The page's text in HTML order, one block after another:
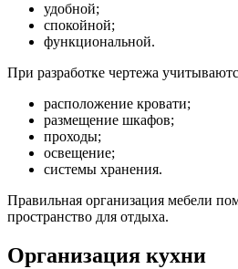
удобной;
спокойной;
функциональной.
При разработке чертежа
расположение кровати;
размещение шкафов;
проходы;
освещение;
системы хранения.
Правильная организация мебели
пространство для отдыха.
Организация кухни